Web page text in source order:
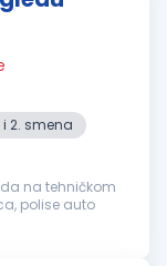
i 2. smena
na tehničkom
polise auto